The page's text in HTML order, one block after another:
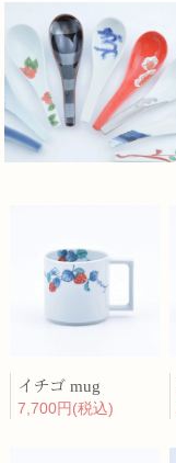
イチゴ mug
7,700円(税込)